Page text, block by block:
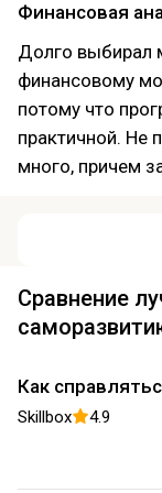
именно
рекомендовать.
Финансовая
Долго выбирал
финансовому
потому что
практичной. Не
много, причем
Иногда
Теперь намного
Сравнение
Как
Skillbox 4.9